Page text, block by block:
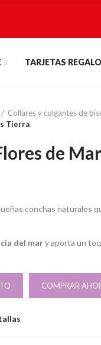
TARJETAS REGALO
Collares y colgantes de
Tierra
de
conchas naturales
del mary aporta un
COMPRAR